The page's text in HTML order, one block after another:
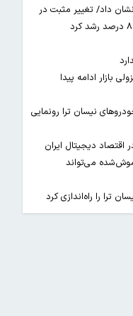
بررسی صورت‌های مالی ۳ ماهه نخست ۱۴۰۵ نشان داد/ تغییر مثبت در
بازار ادامه پیدا
نیسان ترا رونمایی
می‌تواند
ترا را راه‌اندازی کرد